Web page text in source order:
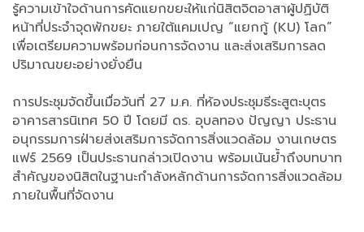
รู้ความเข้าใจด้านการคัดแยกขยะให้แก่นิสิตจิตอาสาผู้ปฏิบัติ
หน้าที่ประจำจุดพักขยะ ภายใต้แคมเปญ “แยกกู้ (KU) โลก”
เพื่อเตรียมความพร้อมก่อนการจัดงาน และส่งเสริมการลด
ปริมาณขยะอย่างยั่งยืน
การประชุมจัดขึ้นเมื่อวันที่ 27 ม.ค. ที่ห้องประชุมธีระสูตะบุตร
อาคารสารนิเทศ 50 ปี โดยมี ดร. อุบลทอง ปัญญา ประธาน
อนุกรรมการฝ่ายส่งเสริมการจัดการสิ่งแวดล้อม งานเกษตร
แฟร์ 2569 เป็นประธานกล่าวเปิดงาน พร้อมเน้นย้ำถึงบทบาท
สำคัญของนิสิตในฐานะกำลังหลักด้านการจัดการสิ่งแวดล้อม
ภายในพื้นที่จัดงาน